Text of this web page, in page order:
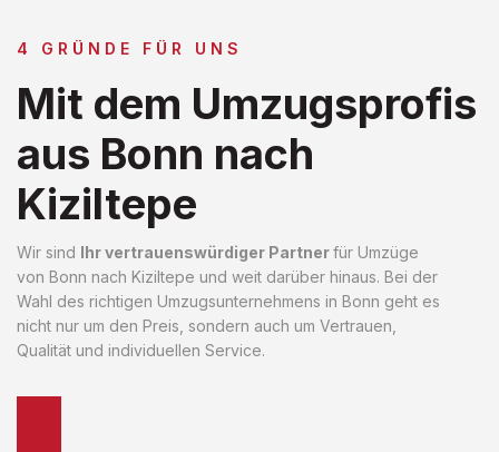
4 GRÜNDE FÜR UNS
Mit dem Umzugsprofis
aus Bonn nach
Kiziltepe
Wir sind Ihr vertrauenswürdiger Partnerfür Umzüge
von Bonn nach Kiziltepe und weit darüber hinaus. Bei der
Wahl des richtigen Umzugsunternehmens in Bonn geht es
nicht nur um den Preis, sondern auch um Vertrauen,
Qualität und individuellen Service.